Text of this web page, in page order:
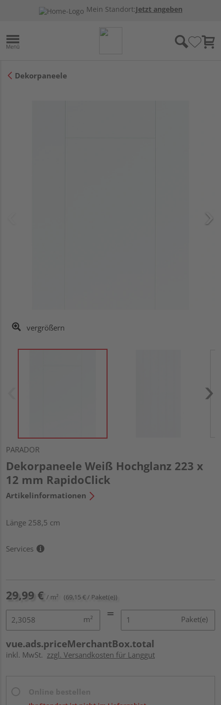
Mein Standort:Jetzt angeben
Dekorpaneele
vergrößern
PARADOR
Dekorpaneele Weiß Hochglanz 223 x
12 mm RapidoClick
Artikelinformationen
Länge 258,5 cm
Services
29,99 € / m² (69,15 € / Paket(e))
m² Paket(e)
vue.ads.priceMerchantBox.total
inkl. MwSt. zzgl. Versandkosten für Langgut